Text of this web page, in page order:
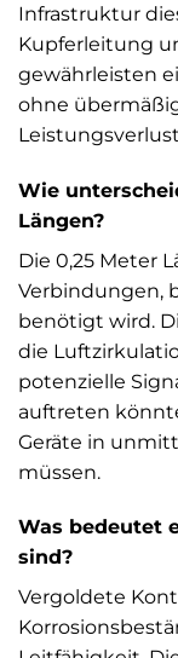
Infrastruktur
Kupferleitung
gewährleisten
ohne
Wie
Längen?
Die 0,25 Meter
Verbindungen,
benötigt wird.
die
potenzielle
auftreten
Geräte in
müssen.
Was bedeutet
sind?
Vergoldete